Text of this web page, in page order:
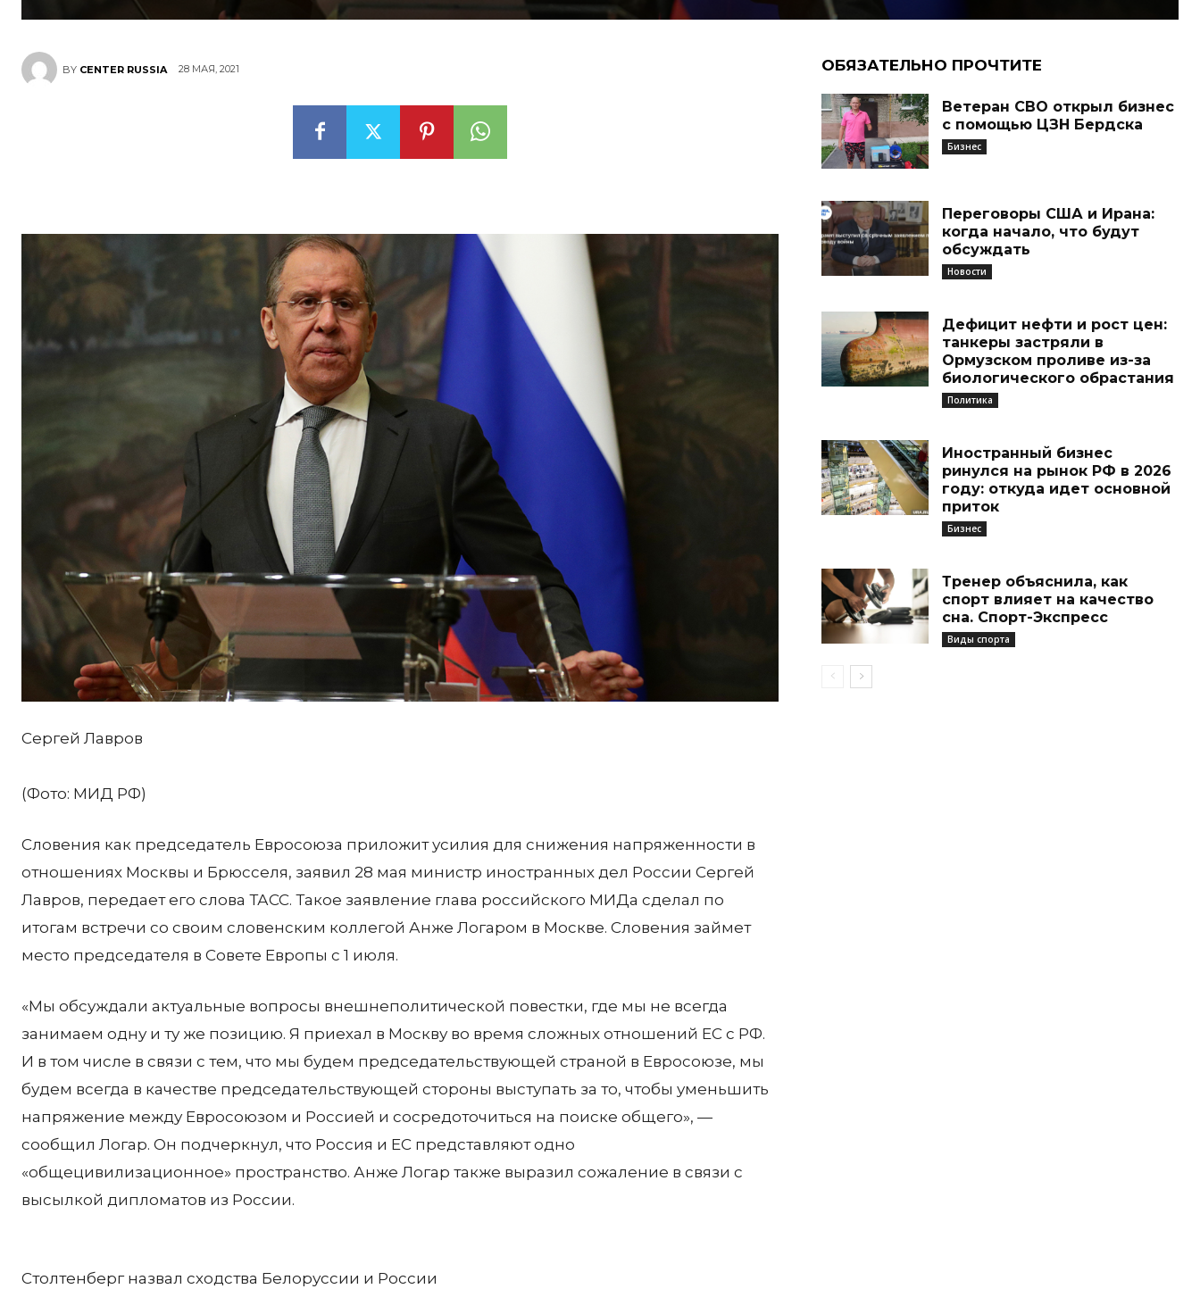
BY CENTER RUSSIA 28 МАЯ, 2021
Сергей Лавров
(Фото: МИД РФ)
Словения как председатель Евросоюза приложит усилия для снижения напряженности в
отношениях Москвы и Брюсселя, заявил 28 мая министр иностранных дел России Сергей
Лавров, передает его слова ТАСС. Такое заявление глава российского МИДа сделал по
итогам встречи со своим словенским коллегой Анже Логаром в Москве. Словения займет
место председателя в Совете Европы с 1 июля.
«Мы обсуждали актуальные вопросы внешнеполитической повестки, где мы не всегда
занимаем одну и ту же позицию. Я приехал в Москву во время сложных отношений ЕС с РФ.
И в том числе в связи с тем, что мы будем председательствующей страной в Евросоюзе, мы
будем всегда в качестве председательствующей стороны выступать за то, чтобы уменьшить
напряжение между Евросоюзом и Россией и сосредоточиться на поиске общего», —
сообщил Логар. Он подчеркнул, что Россия и ЕС представляют одно
«общецивилизационное» пространство. Анже Логар также выразил сожаление в связи с
высылкой дипломатов из России.
Столтенберг назвал сходства Белоруссии и России
ОБЯЗАТЕЛЬНО ПРОЧТИТЕ
Ветеран СВО открыл бизнес
с помощью ЦЗН Бердска
Бизнес
Переговоры США и Ирана:
когда начало, что будут
обсуждать
Новости
Дефицит нефти и рост цен:
танкеры застряли в
Ормузском проливе из-за
биологического обрастания
Политика
Иностранный бизнес
ринулся на рынок РФ в 2026
году: откуда идет основной
приток
Бизнес
Тренер объяснила, как
спорт влияет на качество
сна. Спорт-Экспресс
Виды спорта